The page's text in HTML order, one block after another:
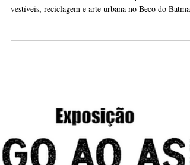
Visén apresenta "Vestígios Vestíveis" na Galeria Alma